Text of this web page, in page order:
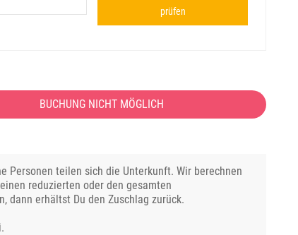
prüfen
BUCHUNG NICHT MÖGLICH
Personen teilen sich die Unterkunft. Wir berechnen
reduzierten oder den gesamten
dann erhältst Du den Zuschlag zurück.